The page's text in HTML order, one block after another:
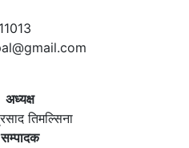
अध्यक्ष
तिमल्सिना
सम्पादक